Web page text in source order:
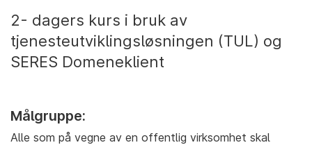
2- dagers kurs i bruk av
tjenesteutviklingsløsningen (TUL) og
SERES Domeneklient
Målgruppe:
Alle som på vegne av en offentlig virksomhet skal